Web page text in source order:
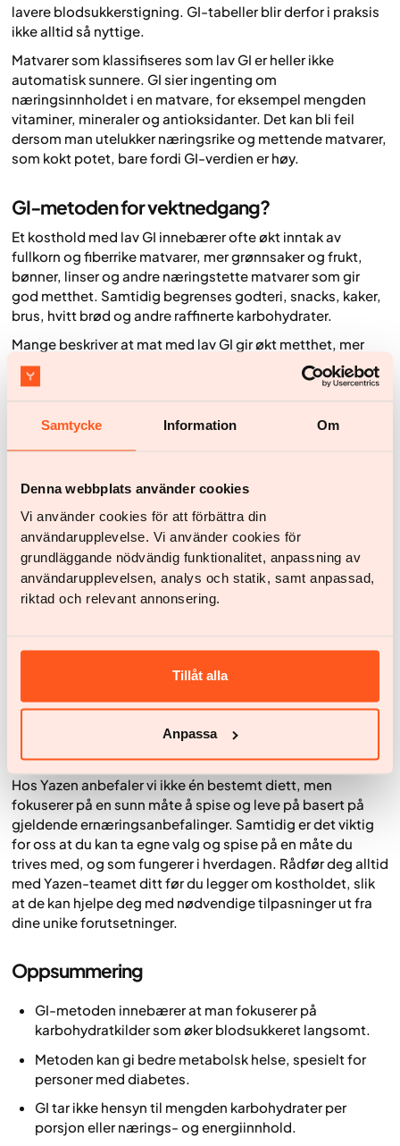
Samtycke Information Om
Denna webbplats använder cookies
Vi använder cookies för att förbättra din
användarupplevelse. Vi använder cookies för
grundläggande nödvändig funktionalitet, anpassning av
användarupplevelsen, analys och statik, samt anpassad,
riktad och relevant annonsering.
Tillåt alla
Anpassa
lavere blodsukkerstigning. GI-tabeller blir derfor i praksis
ikke alltid så nyttige.
Matvarer som klassifiseres som lav GI er heller ikke
automatisk sunnere. GI sier ingenting om
næringsinnholdet i en matvare, for eksempel mengden
vitaminer, mineraler og antioksidanter. Det kan bli feil
dersom man utelukker næringsrike og mettende matvarer,
som kokt potet, bare fordi GI-verdien er høy.
GI-metoden for vektnedgang?
Et kosthold med lav GI innebærer ofte økt inntak av
fullkorn og fiberrike matvarer, mer grønnsaker og frukt,
bønner, linser og andre næringstette matvarer som gir
god metthet. Samtidig begrenses godteri, snacks, kaker,
brus, hvitt brød og andre raffinerte karbohydrater.
Mange beskriver at mat med lav GI gir økt metthet, mer
stabile energinivåer og mindre søtsug. GI kan derfor være
en god kostholdstilnærming for den som ønsker å gå ned i
vekt.
Men lavere GI betyr ikke automatisk lavt kaloriinntak.
Mange matvarer har lav GI på grunn av høyt fettinnhold,
Et annet eksempel som ofte trekkes frem som «bra» ut fra
GI-verdi, er peanøtter. For å komme opp i 50 g
karbohydrater må man spise 8 dl (550 g) peanøtter, noe
som tilsvarer ca. 3300 kcal. Hvis man ønsker
vektnedgang, er det derfor viktig å ikke bare fokusere på
GI, men se på helheten i kostholdet – næringsinntak og
GI-metoden og Yazen
Det er generelt ingen problemer med å kombinere GI-
metoden med medisinsk behandling for vektnedgang. For
mange kan GI-dietten være en næringsrik og balansert
måte å spise på.
Hos Yazen anbefaler vi ikke én bestemt diett, men
fokuserer på en sunn måte å spise og leve på basert på
gjeldende ernæringsanbefalinger. Samtidig er det viktig
for oss at du kan ta egne valg og spise på en måte du
trives med, og som fungerer i hverdagen. Rådfør deg alltid
med Yazen-teamet ditt før du legger om kostholdet, slik
at de kan hjelpe deg med nødvendige tilpasninger ut fra
dine unike forutsetninger.
Oppsummering
GI-metoden innebærer at man fokuserer på
karbohydratkilder som øker blodsukkeret langsomt.
Metoden kan gi bedre metabolsk helse, spesielt for
personer med diabetes.
GI tar ikke hensyn til mengden karbohydrater per
porsjon eller nærings- og energiinnhold.